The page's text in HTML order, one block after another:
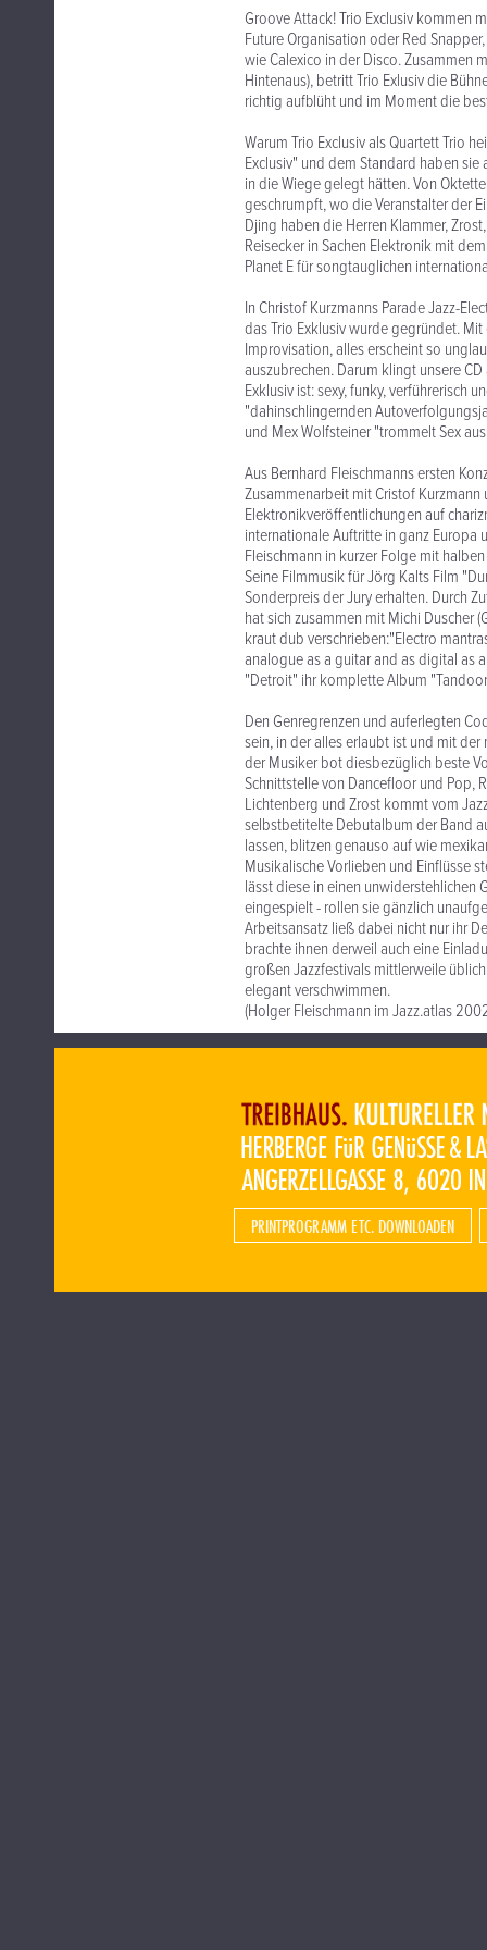
Groove Attack! Trio Exclusiv kommen
Future Organisation oder Red
wie Calexico in der Disco. Zusammen
Hintenaus), betritt Trio Exlusiv die
richtig aufblüht und im Moment die
Warum Trio Exclusiv als Quartett Trio
Exclusiv" und dem Standard haben
in die Wiege gelegt hätten. Von
geschrumpft, wo die Veranstalter der
Djing haben die Herren Klammer,
Reisecker in Sachen Elektronik mit
Planet E für songtauglichen
In Christof Kurzmanns Parade Jazz-
das Trio Exklusiv wurde gegründet.
Improvisation, alles erscheint so
auszubrechen. Darum klingt unsere
Exklusiv ist: sexy, funky, verführerisch
"dahinschlingernden
und Mex Wolfsteiner "trommelt Sex
Aus Bernhard Fleischmanns ersten
Zusammenarbeit mit Cristof
Elektronikveröffentlichungen auf
internationale Auftritte in ganz Europa
Fleischmann in kurzer Folge mit
Seine Filmmusik für Jörg Kalts Film
Sonderpreis der Jury erhalten. Durch
hat sich zusammen mit Michi Duscher
kraut dub verschrieben:"Electro
analogue as a guitar and as digital as
"Detroit" ihr komplette Album
Den Genregrenzen und auferlegten
sein, in der alles erlaubt ist und mit
der Musiker bot diesbezüglich beste
Schnittstelle von Dancefloor und Pop,
Lichtenberg und Zrost kommt vom
selbstbetitelte Debutalbum der Band
lassen, blitzen genauso auf wie
Musikalische Vorlieben und Einflüsse
lässt diese in einen unwiderstehlichen
eingespielt - rollen sie gänzlich
Arbeitsansatz ließ dabei nicht nur ihr
brachte ihnen derweil auch eine
großen Jazzfestivals mittlerweile
elegant verschwimmen.
(Holger Fleischmann im Jazz.atlas
PRINTPROGRAMM ETC. DOWNLOADEN